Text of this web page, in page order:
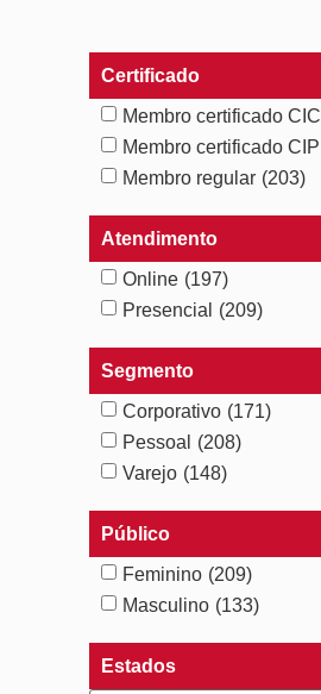
Certificado
Membro certificado CIC
Membro certificado CIP
Membro regular (203)
Atendimento
Online (197)
Presencial
(209)
Segmento
Corporativo (171)
Pessoal
(208)
Varejo (148)
Público
Feminino (209)
Masculino (133)
Estados